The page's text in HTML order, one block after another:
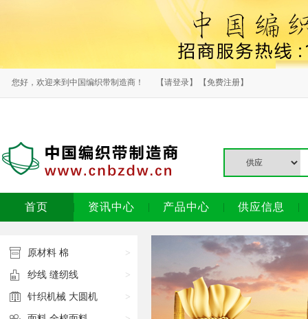
您好，欢迎来到中国编织带制造商！ 【请登录】 【免费注册】
首页 资讯中心 产品中心 供应信息
>
原材料 棉
>
纱线 缝纫线
>
针织机械 大圆机